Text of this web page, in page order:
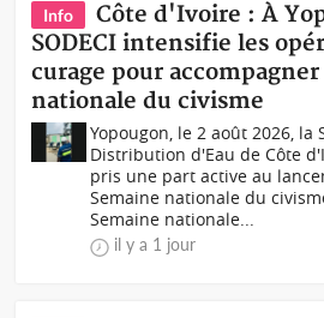
Info
Côte d'Ivoire : À
SODECI intensifie les
curage pour
nationale du civisme
Yopougon, le 2 août 2026, la
Distribution d'Eau de Côte
pris une part active au
Semaine nationale du
Semaine nationale...
il y a 1 jour